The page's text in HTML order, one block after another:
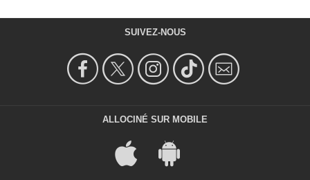
SUIVEZ-NOUS
ALLOCINÉ SUR MOBILE